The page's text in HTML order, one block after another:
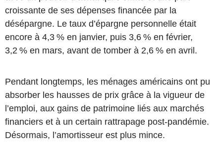
croissante de ses dépenses financée par la
désépargne. Le taux d’épargne personnelle était
encore à 4,3 % en janvier, puis 3,6 % en février,
3,2 % en mars, avant de tomber à 2,6 % en avril.
Pendant longtemps, les ménages américains ont pu
absorber les hausses de prix grâce à la vigueur de
l’emploi, aux gains de patrimoine liés aux marchés
financiers et à un certain rattrapage post-pandémie.
Désormais, l’amortisseur est plus mince.